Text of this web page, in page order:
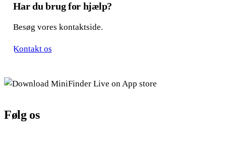
Har du brug for hjælp?
Besøg vores kontaktside.
Kontakt os
Følg os